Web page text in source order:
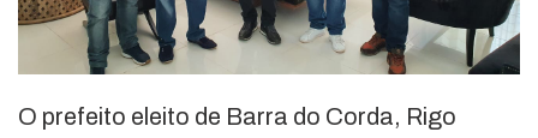
O prefeito eleito de Barra do Corda, Rigo